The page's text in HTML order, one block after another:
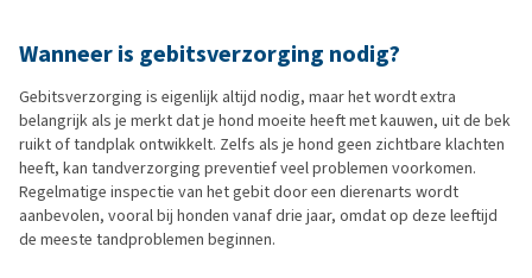
Wanneer is gebitsverzorging nodig?
Gebitsverzorging is eigenlijk altijd nodig, maar het wordt extra
belangrijk als je merkt dat je hond moeite heeft met kauwen, uit de bek
ruikt of tandplak ontwikkelt. Zelfs als je hond geen zichtbare klachten
heeft, kan tandverzorging preventief veel problemen voorkomen.
Regelmatige inspectie van het gebit door een dierenarts wordt
aanbevolen, vooral bij honden vanaf drie jaar, omdat op deze leeftijd
de meeste tandproblemen beginnen.